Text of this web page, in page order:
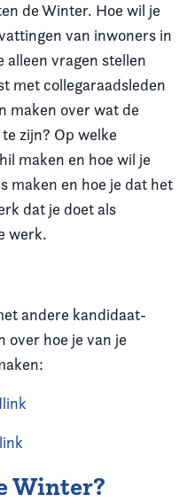
de Winter. Hoe wil je
van inwoners in
alleen vragen stellen
met collegaraadsleden
maken over wat de
zijn? Op welke
maken en hoe wil je
maken en hoe je dat het
dat je doet als
werk.
andere kandidaat-
over hoe je van je
Winter?